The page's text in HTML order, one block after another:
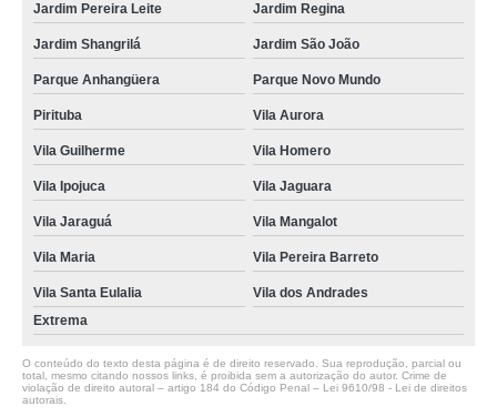
Jardim Pereira Leite Jardim Regina
Jardim Shangrilá Jardim São João
Parque Anhangüera Parque Novo Mundo
Pirituba Vila Aurora
Vila Guilherme Vila Homero
Vila Ipojuca Vila Jaguara
Vila Jaraguá Vila Mangalot
Vila Maria Vila Pereira Barreto
Vila Santa Eulalia
Vila dos Andrades
Extrema
O conteúdo do texto desta página é de direito reservado. Sua reprodução, parcial ou
total, mesmo citando nossos links, é proibida sem a autorização do autor. Crime de
violação de direito autoral – artigo 184 do Código Penal – Lei 9610/98 - Lei de direitos
autorais